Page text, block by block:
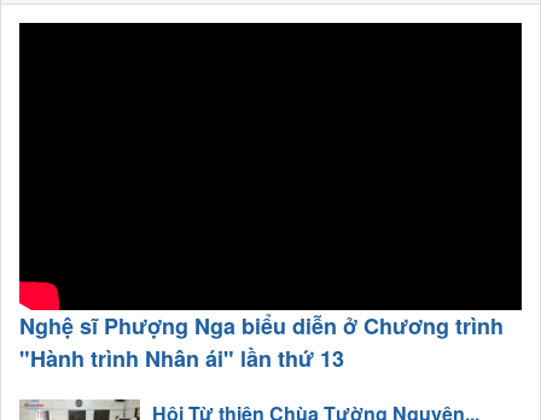
Nghệ sĩ Phượng Nga biểu diễn ở Chương trình
"Hành trình Nhân ái" lần thứ 13
Hội Từ thiện Chùa Tường Nguyên...